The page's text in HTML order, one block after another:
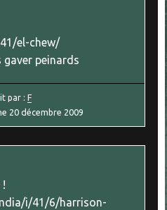
el-chew/
gaver peinards
par :F
20 décembre 2009
!
i/41/6/harrison-